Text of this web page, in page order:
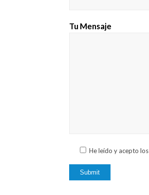
Tu Mensaje
He leído y acepto los